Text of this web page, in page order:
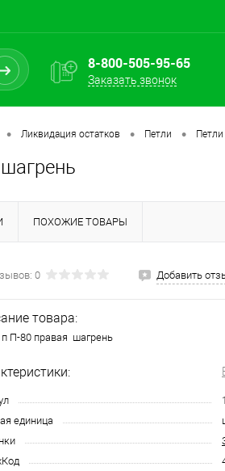
8-800-505-95-65
Заказать звонок
• Ликвидация остатков • Петли •
ПОХОЖИЕ ТОВАРЫ
0 Добавить
товара:
п П-80 правая шагрень
единица